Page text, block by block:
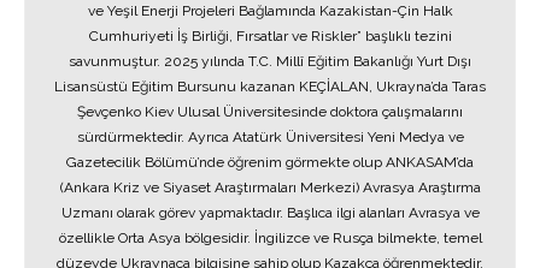
ve Yeşil Enerji Projeleri Bağlamında Kazakistan-Çin Halk
Cumhuriyeti İş Birliği, Fırsatlar ve Riskler” başlıklı tezini
savunmuştur. 2025 yılında T.C. Millî Eğitim Bakanlığı Yurt Dışı
Lisansüstü Eğitim Bursunu kazanan KEÇİALAN, Ukrayna’da Taras
Şevçenko Kiev Ulusal Üniversitesinde doktora çalışmalarını
sürdürmektedir. Ayrıca Atatürk Üniversitesi Yeni Medya ve
Gazetecilik Bölümü’nde öğrenim görmekte olup ANKASAM’da
(Ankara Kriz ve Siyaset Araştırmaları Merkezi) Avrasya Araştırma
Uzmanı olarak görev yapmaktadır. Başlıca ilgi alanları Avrasya ve
özellikle Orta Asya bölgesidir. İngilizce ve Rusça bilmekte, temel
düzeyde Ukraynaca bilgisine sahip olup Kazakça öğrenmektedir.